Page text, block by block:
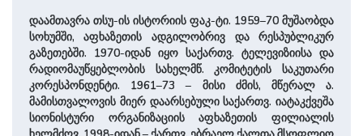
დაამთავრა თსუ-ის ისტორიის ფაკ-ტი. 1959–70 მუშაობდა
სოხუმში, აფხაზეთის ადგილობრივ და რესპუბლიკურ
გაზეთებში. 1970-იდან იყო საქართვ. ტელევიზიისა და
რადიომაუწყებლობის სახელმწ. კომიტეტის საკუთარი
კორესპონდენტი. 1961–73 – მისი ძმის, მწერალ ა.
მამისთვალოვის მიერ დაარსებული საქართვ. იატაკქვეშა
სიონისტური ორგანიზაციის აფხაზეთის ფილიალის